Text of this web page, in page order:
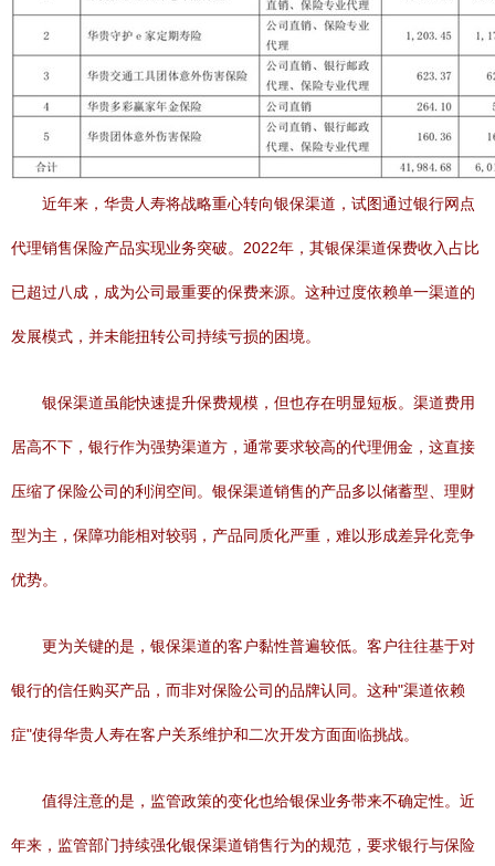
近年来，华贵人寿将战略重心转向银保渠道，试图通过银行网点
代理销售保险产品实现业务突破。2022年，其银保渠道保费收入占比
已超过八成，成为公司最重要的保费来源。这种过度依赖单一渠道的
发展模式，并未能扭转公司持续亏损的困境。
银保渠道虽能快速提升保费规模，但也存在明显短板。渠道费用
居高不下，银行作为强势渠道方，通常要求较高的代理佣金，这直接
压缩了保险公司的利润空间。银保渠道销售的产品多以储蓄型、理财
型为主，保障功能相对较弱，产品同质化严重，难以形成差异化竞争
优势。
更为关键的是，银保渠道的客户黏性普遍较低。客户往往基于对
银行的信任购买产品，而非对保险公司的品牌认同。这种"渠道依赖
症"使得华贵人寿在客户关系维护和二次开发方面面临挑战。
值得注意的是，监管政策的变化也给银保业务带来不确定性。近
年来，监管部门持续强化银保渠道销售行为的规范，要求银行与保险